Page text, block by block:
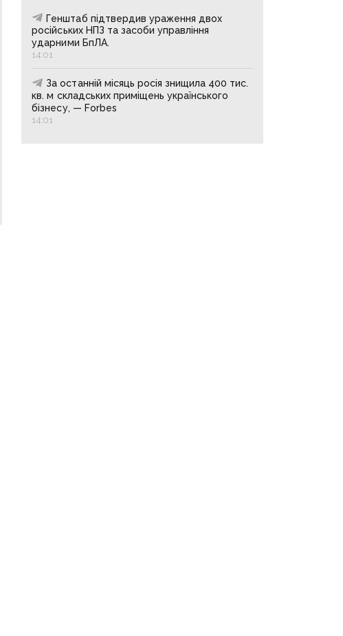
Генштаб підтвердив ураження двох
російських НПЗ та засоби управління
ударними БпЛА.
14:01
За останній місяць росія знищила 400 тис.
кв. м складських приміщень українського
бізнесу, — Forbes
14:01